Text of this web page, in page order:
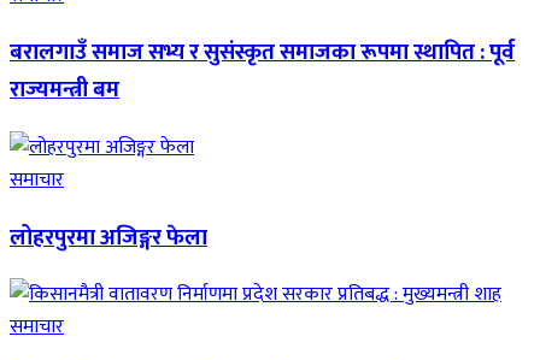
बरालगाउँ समाज सभ्य र सुसंस्कृत समाजका रूपमा स्थापित : पूर्व
राज्यमन्त्री बम
समाचार
लोहरपुरमा अजिङ्गर फेला
समाचार